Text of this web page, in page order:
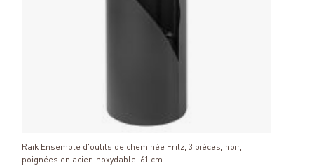
Détails
Raik Ensemble d'outils de cheminée Fritz, 3 pièces, noir,
poignées en acier inoxydable, 61 cm